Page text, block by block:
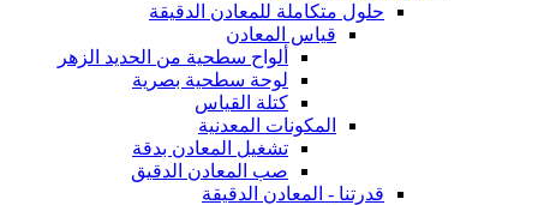
حلول متكاملة للمعادن الدقيقة
قياس المعادن
ألواح سطحية من الحديد الزهر
لوحة سطحية بصرية
كتلة القياس
المكونات المعدنية
تشغيل المعادن بدقة
صب المعادن الدقيق
قدرتنا - المعادن الدقيقة